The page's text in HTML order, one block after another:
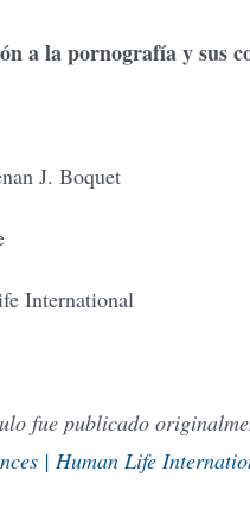
a la pornografía y sus
J. Boquet
International
fue publicado
| Human Life